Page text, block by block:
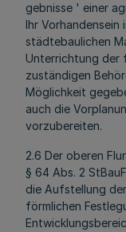
gebnisse ' einer
Ihr
städtebaulichen
Unterrichtung der
zuständigen
Möglichkeit
auch die
vorzubereiten.
2.6 Der oberen
§ 64 Abs. 2
die Aufstellung
förmlichen